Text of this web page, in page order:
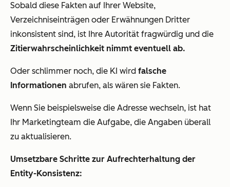
Sobald diese Fakten auf Ihrer Website,
Verzeichniseinträgen oder Erwähnungen Dritter
inkonsistent sind, ist Ihre Autorität fragwürdig und die
Zitierwahrscheinlichkeit nimmt eventuell ab.
Oder schlimmer noch, die KI wird falsche
Informationen abrufen, als wären sie Fakten.
Wenn Sie beispielsweise die Adresse wechseln, ist hat
Ihr Marketingteam die Aufgabe, die Angaben überall
zu aktualisieren.
Umsetzbare Schritte zur Aufrechterhaltung der
Entity-Konsistenz: